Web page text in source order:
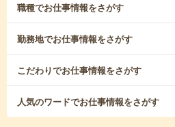
職種でお仕事情報をさがす
勤務地でお仕事情報をさがす
こだわりでお仕事情報をさがす
人気のワードでお仕事情報をさがす